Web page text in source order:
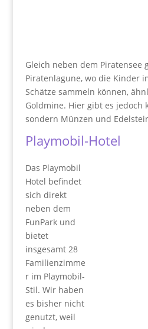
Gleich neben dem Piratensee
Piratenlagune, wo die Kinder
Schätze sammeln können,
Goldmine. Hier gibt es jedoch
sondern Münzen und
Playmobil-Hotel
Das Playmobil
Hotel befindet
sich direkt
neben dem
FunPark und
bietet
insgesamt 28
Familienzimme
r im Playmobil-
Stil. Wir haben
es bisher nicht
genutzt, weil